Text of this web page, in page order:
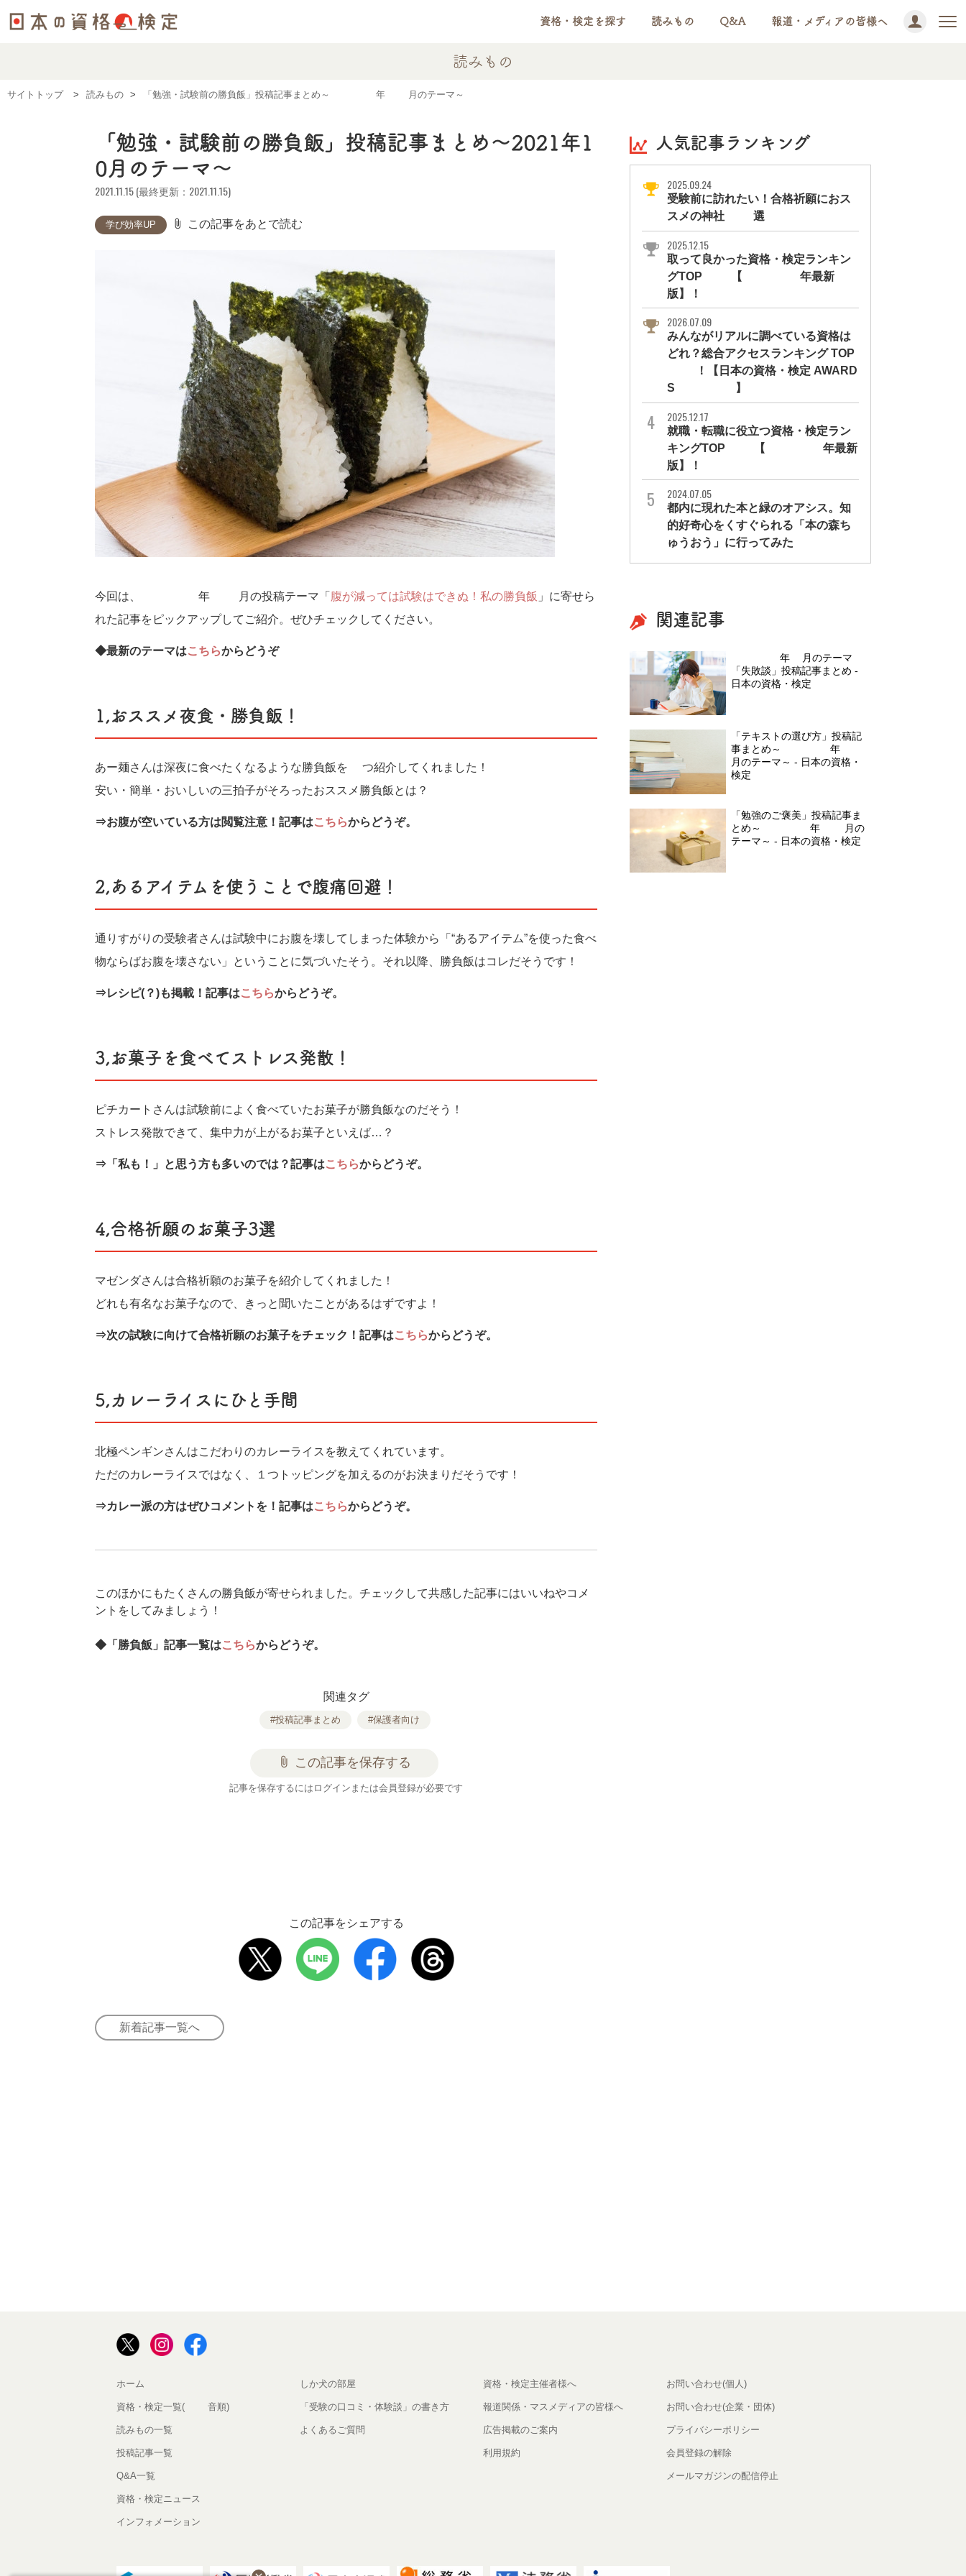
資格・検定を探す 読みもの Q&A 報道・メディアの皆様へ
読みもの
サイトトップ 読みもの 「勉強・試験前の勝負飯」投稿記事まとめ～2021年10月のテーマ～
「勉強・試験前の勝負飯」投稿記事まとめ～2021年1
0月のテーマ～
2021.11.15 (最終更新：2021.11.15)
学び効率UP attach_file この記事をあとで読む
今回は、2021年10月の投稿テーマ「 腹が減っては試験はできぬ！私の勝負飯 」に寄せら
れた記事をピックアップしてご紹介。ぜひチェックしてください。
◆最新のテーマはこちらからどうぞ
1,おススメ夜食・勝負飯！
あー麺さんは深夜に食べたくなるような勝負飯を3つ紹介してくれました！
安い・簡単・おいしいの三拍子がそろったおススメ勝負飯とは？
⇒お腹が空いている方は閲覧注意！記事はこちらからどうぞ。
2,あるアイテムを使うことで腹痛回避！
通りすがりの受験者さんは試験中にお腹を壊してしまった体験から「“あるアイテム”を使った食べ
物ならばお腹を壊さない」ということに気づいたそう。それ以降、勝負飯はコレだそうです！
⇒レシピ(？)も掲載！記事はこちらからどうぞ。
3,お菓子を食べてストレス発散！
ピチカートさんは試験前によく食べていたお菓子が勝負飯なのだそう！
ストレス発散できて、集中力が上がるお菓子といえば…？
⇒「私も！」と思う方も多いのでは？記事はこちらからどうぞ。
4,合格祈願のお菓子3選
マゼンダさんは合格祈願のお菓子を紹介してくれました！
どれも有名なお菓子なので、きっと聞いたことがあるはずですよ！
⇒次の試験に向けて合格祈願のお菓子をチェック！記事はこちらからどうぞ。
5,カレーライスにひと手間
北極ペンギンさんはこだわりのカレーライスを教えてくれています。
ただのカレーライスではなく、１つトッピングを加えるのがお決まりだそうです！
⇒カレー派の方はぜひコメントを！記事はこちらからどうぞ。
このほかにもたくさんの勝負飯が寄せられました。チェックして共感した記事にはいいねやコメ
ントをしてみましょう！
◆「勝負飯」記事一覧はこちらからどうぞ。
関連タグ
#投稿記事まとめ #保護者向け
attach_file この記事を保存する
記事を保存するにはログインまたは会員登録が必要です
この記事をシェアする
新着記事一覧へ
人気記事ランキング
2025.09.24
受験前に訪れたい！合格祈願におス
スメの神社11選
2025.12.15
取って良かった資格・検定ランキン
グTOP10【2026年最新
版】！
2026.07.09
みんながリアルに調べている資格は
どれ？総合アクセスランキング TOP
10！【日本の資格・検定 AWARD
S 2026】
2025.12.17
就職・転職に役立つ資格・検定ラン
キングTOP30【2026年最新
版】！
2024.07.05
都内に現れた本と緑のオアシス。知
的好奇心をくすぐられる「本の森ち
ゅうおう」に行ってみた
関連記事
2021年9月のテーマ
「失敗談」投稿記事まとめ -
日本の資格・検定
「テキストの選び方」投稿記
事まとめ～2021年11
月のテーマ～ - 日本の資格・
検定
「勉強のご褒美」投稿記事ま
とめ～2021年12月の
テーマ～ - 日本の資格・検定
ホーム
資格・検定一覧(50音順)
読みもの一覧
投稿記事一覧
Q&A一覧
資格・検定ニュース
インフォメーション
しか犬の部屋
「受験の口コミ・体験談」の書き方
よくあるご質問
資格・検定主催者様へ
報道関係・マスメディアの皆様へ
広告掲載のご案内
利用規約
お問い合わせ(個人)
お問い合わせ(企業・団体)
プライバシーポリシー
会員登録の解除
メールマガジンの配信停止